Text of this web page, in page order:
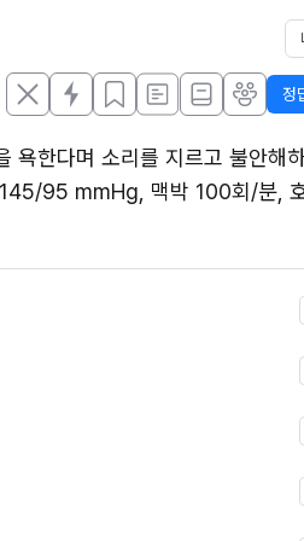
정
욕한다며 소리를 지르고 불안해
145/95 mmHg, 맥박 100회/분,